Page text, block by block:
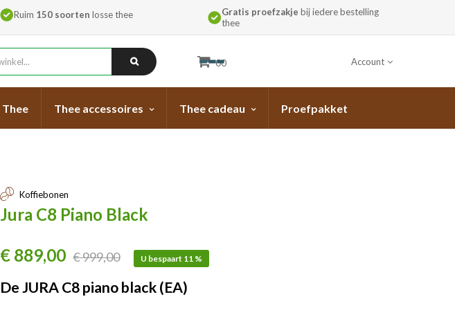
Ruim 150 soorten losse thee Gratis proefzakje bij iedere bestelling
thee
00 Account
Thee Thee accessoires Thee cadeau Proefpakket
Koffiebonen
Jura C8 Piano Black
€ 889,00 € 999,00 U bespaart 11 %
De JURA C8 piano black (EA)